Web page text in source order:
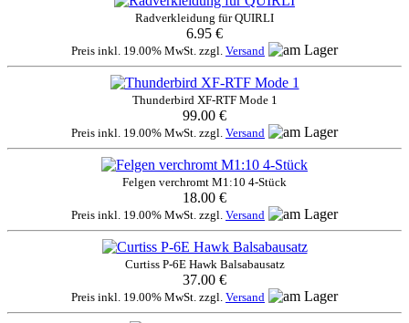
Radverkleidung für QUIRLI
6.95 €
Preis inkl. 19.00% MwSt. zzgl. Versand
Thunderbird XF-RTF Mode 1
99.00 €
Preis inkl. 19.00% MwSt. zzgl. Versand
Felgen verchromt M1:10 4-Stück
18.00 €
Preis inkl. 19.00% MwSt. zzgl. Versand
Curtiss P-6E Hawk Balsabausatz
37.00 €
Preis inkl. 19.00% MwSt. zzgl. Versand